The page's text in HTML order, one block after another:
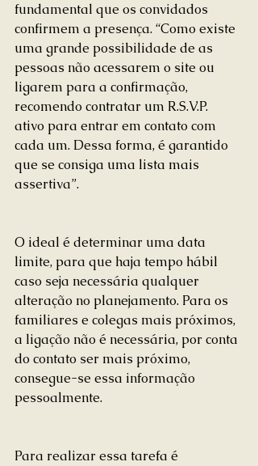
fundamental que os convidados
confirmem a presença. “Como existe
uma grande possibilidade de as
pessoas não acessarem o site ou
ligarem para a confirmação,
recomendo contratar um R.S.V.P.
ativo para entrar em contato com
cada um. Dessa forma, é garantido
que se consiga uma lista mais
assertiva”.
O ideal é determinar uma data
limite, para que haja tempo hábil
caso seja necessária qualquer
alteração no planejamento. Para os
familiares e colegas mais próximos,
a ligação não é necessária, por conta
do contato ser mais próximo,
consegue-se essa informação
pessoalmente.
Para realizar essa tarefa é